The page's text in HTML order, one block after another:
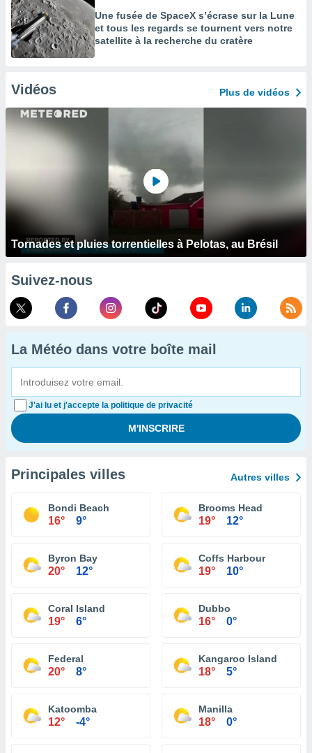
Une fusée de SpaceX s’écrase sur la Lune
et tous les regards se tournent vers notre
satellite à la recherche du cratère
Vidéos Plus de vidéos
Tornades et pluies torrentielles à Pelotas, au Brésil
Suivez-nous
La Météo dans votre boîte mail
J'ai lu et j'accepte la politique de privacité
Principales villes Autres villes
Bondi Beach
16° 9°
Brooms Head
19° 12°
Byron Bay
20° 12°
Coffs Harbour
19° 10°
Coral Island
19° 6°
Dubbo
16° 0°
Federal
20° 8°
Kangaroo Island
18° 5°
Katoomba
12° -4°
Manilla
18° 0°